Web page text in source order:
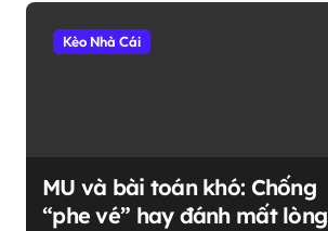
Kèo Nhà Cái
MU và bài toán khó: Chống
“phe vé” hay đánh mất lòng